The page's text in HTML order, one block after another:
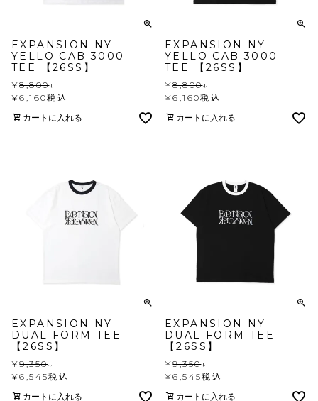
EXPANSION NY
YELLO CAB 3000
TEE 【26SS】
¥8,800↓
¥6,160税込
カートに入れる
EXPANSION NY
YELLO CAB 3000
TEE 【26SS】
¥8,800↓
¥6,160税込
カートに入れる
EXPANSION NY
DUAL FORM TEE
【26SS】
¥9,350↓
¥6,545税込
カートに入れる
EXPANSION NY
DUAL FORM TEE
【26SS】
¥9,350↓
¥6,545税込
カートに入れる